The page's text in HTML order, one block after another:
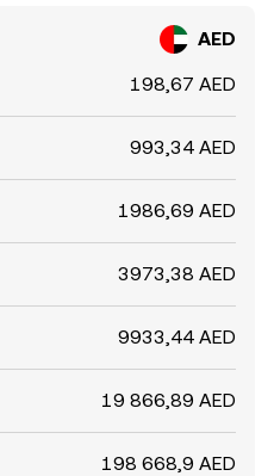
AED
198,67 AED
993,34 AED
1986,69 AED
3973,38 AED
9933,44 AED
19 866,89 AED
198 668,9 AED